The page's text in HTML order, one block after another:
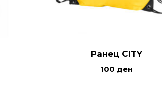
Ранец CITY
100 ден